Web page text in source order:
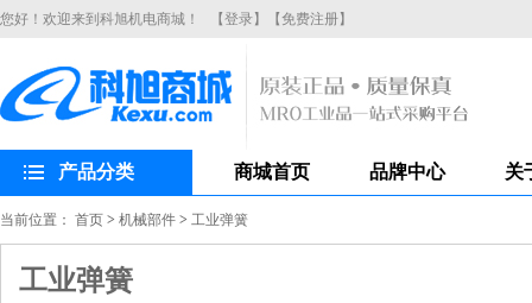
您好！欢迎来到科旭机电商城！ 【登录】 【免费注册】
产品分类 商城首页 品牌中心 关
当前位置： 首页 > 机械部件 > 工业弹簧
工业弹簧